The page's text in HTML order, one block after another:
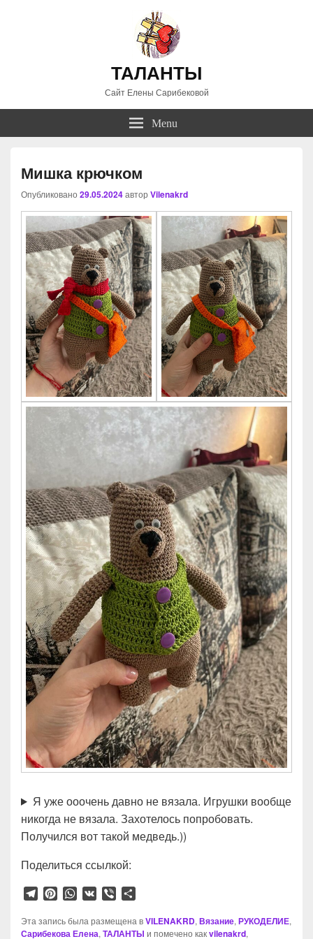
ТАЛАНТЫ
Сайт Елены Сарибековой
Menu
Мишка крючком
Опубликовано 29.05.2024автор Vilenakrd
Я уже ооочень давно не вязала. Игрушки вообще
никогда не вязала. Захотелось попробовать.
Получился вот такой медведь.))
Поделиться ссылкой:
T
l
e
P
n
t
W
a
t
V
V
b
e
п
р
Эта запись была размещена вVILENAKRD, Вязание, РУКОДЕЛИЕ,
Сарибекова Елена, ТАЛАНТЫ и помечено какvilenakrd,